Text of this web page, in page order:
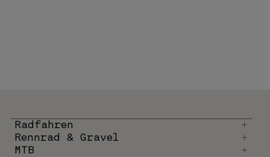
Radfahren
Rennrad & Gravel
MTB